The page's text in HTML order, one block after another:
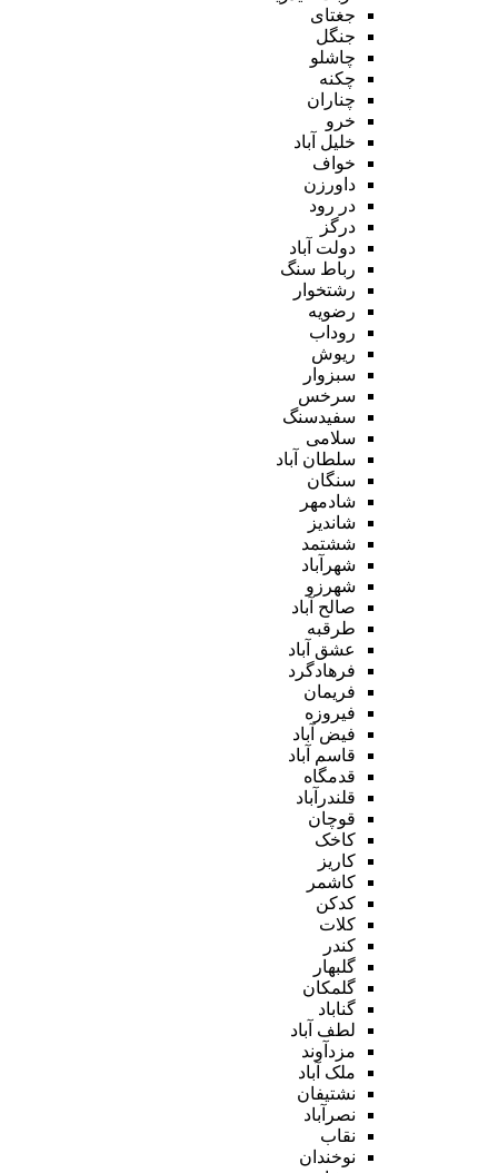
جغتای
جنگل
چاشلو
چکنه
چناران
خرو
خلیل آباد
خواف
داورزن
در رود
درگز
دولت آباد
رباط سنگ
رشتخوار
رضویه
روداب
ریوش
سبزوار
سرخس
سفیدسنگ
سلامی
سلطان آباد
سنگان
شادمهر
شاندیز
ششتمد
شهرآباد
شهرزو
صالح آباد
طرقبه
عشق آباد
فرهادگرد
فریمان
فیروزه
فیض آباد
قاسم آباد
قدمگاه
قلندرآباد
قوچان
کاخک
کاریز
کاشمر
کدکن
کلات
کندر
گلبهار
گلمکان
گناباد
لطف آباد
مزدآوند
ملک آباد
نشتیفان
نصرآباد
نقاب
نوخندان